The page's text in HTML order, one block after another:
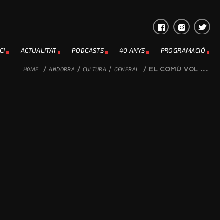
ACTUALITAT PODCASTS 40 ANYS PROGRAMACIÓ
HOME / ANDORRA / CULTURA / GENERAL / EL COMÚ VOL ...